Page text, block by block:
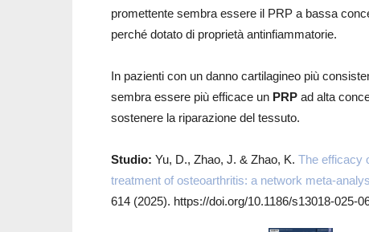
promettente sembra essere il PRP a bassa
perché dotato di proprietà antinfiammatorie.
In pazienti con un danno cartilagineo più
sembra essere più efficace un PRP ad alta
sostenere la riparazione del tessuto.
Studio: Yu, D., Zhao, J. & Zhao, K. The efficacy
treatment of osteoarthritis: a network meta-
614 (2025). https://doi.org/10.1186/s13018-025-